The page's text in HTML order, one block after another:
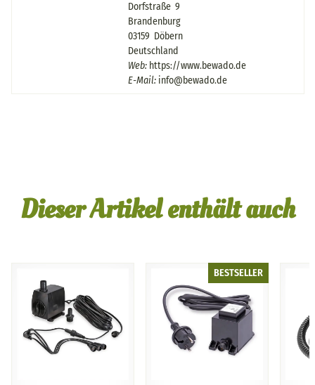
Dorfstraße 9
Brandenburg
03159 Döbern
Deutschland
Web: https://www.bewado.de
E-Mail: info@bewado.de
Dieser Artikel enthält auch
BESTSELLER